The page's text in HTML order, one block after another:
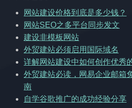
网站建设价格到底是多少钱？
网站SEO之多平台同步发文
建设非模板网站
外贸建站必须启用国际域名
详解网站建设中如何创作优秀
外贸建站必读，网易企业邮箱
南
自学谷歌推广的成功经验分享